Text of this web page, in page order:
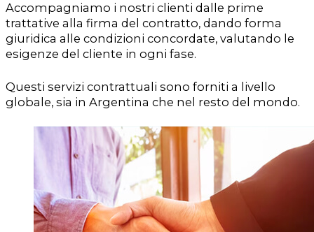
Accompagniamo i nostri clienti dalle prime
trattative alla firma del contratto, dando forma
giuridica alle condizioni concordate, valutando le
esigenze del cliente in ogni fase.
Questi servizi contrattuali sono forniti a livello
globale, sia in Argentina che nel resto del mondo.